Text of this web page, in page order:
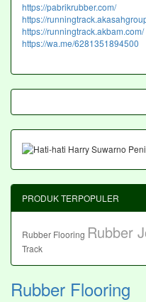
https://pabrikrubber.com/
https://
https://runningtrack.akbam.com/
https://wa.me/6281351894500
PRODUK TERPOPULER
Rubber Flooring Rubber
Track
Rubber Flooring